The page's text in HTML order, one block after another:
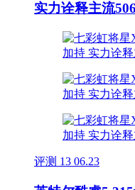
实力诠释主流
评测 13 06.23